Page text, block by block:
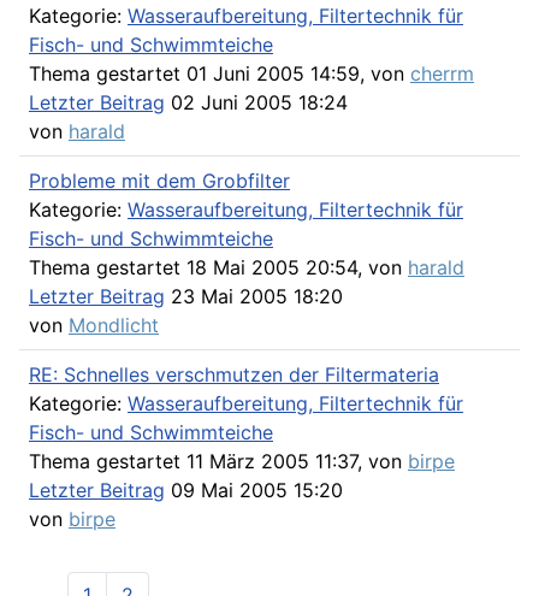
Kategorie: Wasseraufbereitung, Filtertechnik für
Fisch- und Schwimmteiche
Thema gestartet 01 Juni 2005 14:59, von cherrm
Letzter Beitrag 02 Juni 2005 18:24
von harald
Probleme mit dem Grobfilter
Kategorie: Wasseraufbereitung, Filtertechnik für
Fisch- und Schwimmteiche
Thema gestartet 18 Mai 2005 20:54, von harald
Letzter Beitrag 23 Mai 2005 18:20
von Mondlicht
RE: Schnelles verschmutzen der Filtermateria
Kategorie: Wasseraufbereitung, Filtertechnik für
Fisch- und Schwimmteiche
Thema gestartet 11 März 2005 11:37, von birpe
Letzter Beitrag 09 Mai 2005 15:20
von birpe